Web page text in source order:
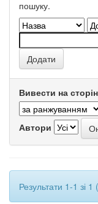
пошуку.
Вивести на
Автори
Результати 1-1 зі